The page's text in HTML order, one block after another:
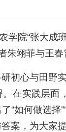
学院“张大成
朱翊菲与王
初心与田野
在实践层面
“如何做选择
案，为大家